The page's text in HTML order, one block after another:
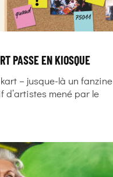
PASSE EN KIOSQUE
– jusque-là un fanzine
d’artistes mené par le